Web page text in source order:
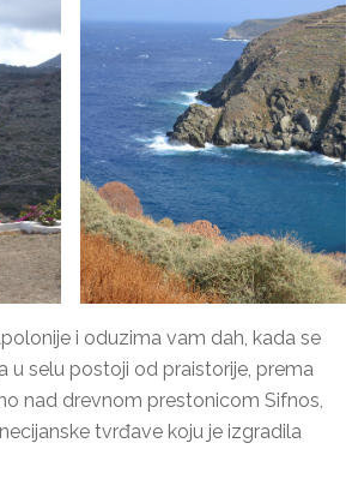
i oduzima vam dah, kada se
u selu postoji od praistorije, prema
nad drevnom prestonicom Sifnos,
tvrđave koju je izgradila